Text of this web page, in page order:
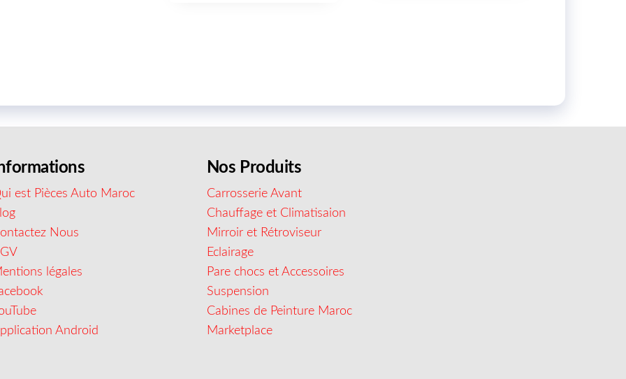
est Pièces Auto Maroc
Nous
légales
Android
Nos Produits
Carrosserie Avant
Chauffage et Climatisaion
Mirroir et Rétroviseur
Eclairage
Pare chocs et Accessoires
Suspension
Cabines de Peinture Maroc
Marketplace